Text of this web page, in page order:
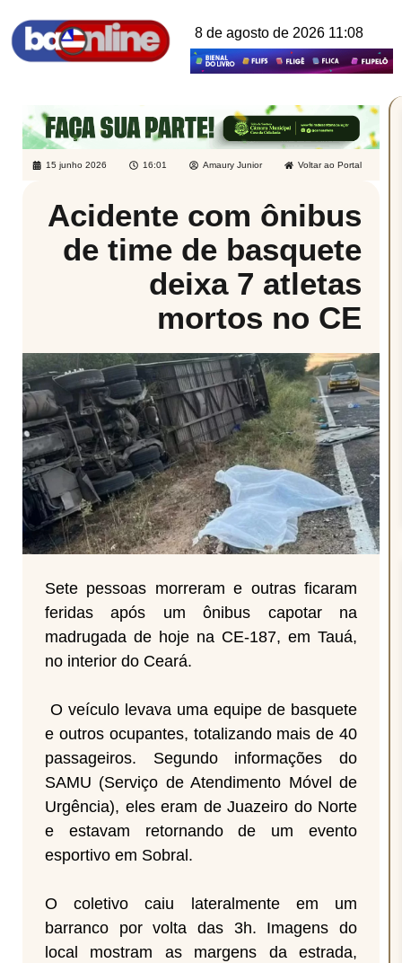
8 de agosto de 2026 11:08
15 junho 2026 16:01 Amaury Junior Voltar ao Portal
Acidente com ônibus
de time de basquete
deixa 7 atletas
mortos no CE
Sete pessoas morreram e outras ficaram
feridas após um ônibus capotar na
madrugada de hoje na CE-187, em Tauá,
no interior do Ceará.
O veículo levava uma equipe de basquete
e outros ocupantes, totalizando mais de 40
passageiros. Segundo informações do
SAMU (Serviço de Atendimento Móvel de
Urgência), eles eram de Juazeiro do Norte
e estavam retornando de um evento
esportivo em Sobral.
O coletivo caiu lateralmente em um
barranco por volta das 3h. Imagens do
local mostram as margens da estrada,